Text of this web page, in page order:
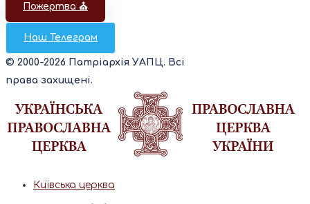
Пожертва ⛪️
Наш Телеграм
© 2000-2026 Патріархія УАПЦ. Всі
права захищені.
Київська церква